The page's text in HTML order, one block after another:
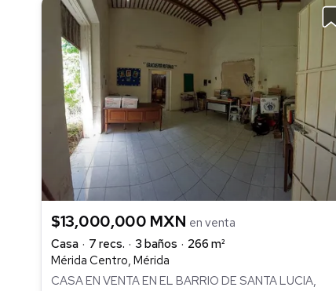
$13,000,000 MXN en venta
Casa
7 recs. 3 baños
266 m²
Mérida Centro, Mérida
CASA EN VENTA EN EL BARRIO DE SANTA LUCIA,